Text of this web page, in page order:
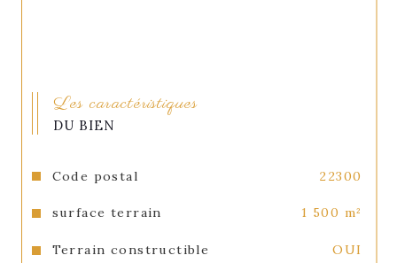
Les caractéristiques
DU BIEN
Code postal 22300
surface terrain 1 500 m²
Terrain constructible
OUI